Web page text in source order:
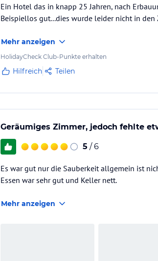
Ein Hotel das in knapp 25 Jahren, nach
Beispiellos gut...dies wurde leider nicht in den
Mehr anzeigen
HolidayCheck Club-Punkte erhalten
Hilfreich Teilen
Geräumiges Zimmer, jedoch fehlte
5 / 6
Es war gut nur die Sauberkeit allgemein ist
Essen war sehr gut und Keller nett.
Mehr anzeigen